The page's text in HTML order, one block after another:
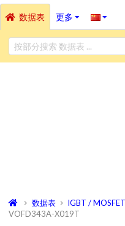
数据表 更多
数据表 IGBT /
VOFD343A-X019T